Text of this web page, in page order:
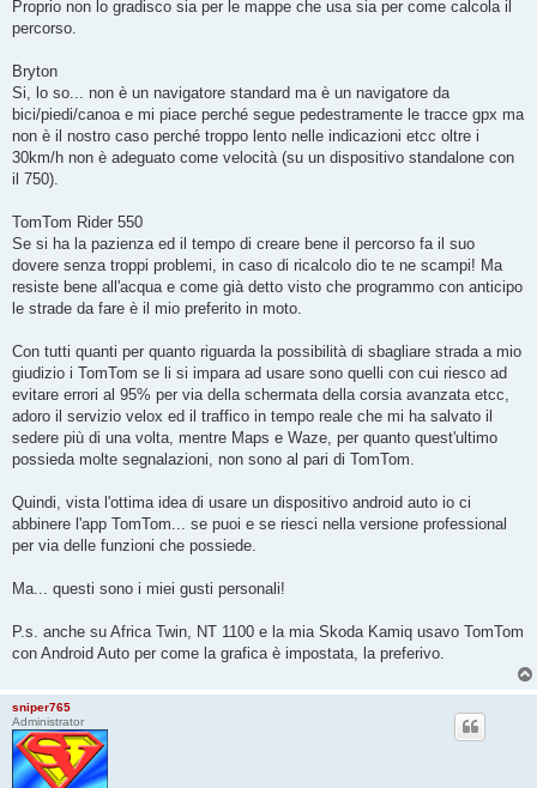
Proprio non lo gradisco sia per le mappe che usa sia per come calcola il
percorso.
Bryton
Si, lo so... non è un navigatore standard ma è un navigatore da
bici/piedi/canoa e mi piace perché segue pedestramente le tracce gpx ma
non è il nostro caso perché troppo lento nelle indicazioni etcc oltre i
30km/h non è adeguato come velocità (su un dispositivo standalone con
il 750).
TomTom Rider 550
Se si ha la pazienza ed il tempo di creare bene il percorso fa il suo
dovere senza troppi problemi, in caso di ricalcolo dio te ne scampi! Ma
resiste bene all'acqua e come già detto visto che programmo con anticipo
le strade da fare è il mio preferito in moto.
Con tutti quanti per quanto riguarda la possibilità di sbagliare strada a mio
giudizio i TomTom se li si impara ad usare sono quelli con cui riesco ad
evitare errori al 95% per via della schermata della corsia avanzata etcc,
adoro il servizio velox ed il traffico in tempo reale che mi ha salvato il
sedere più di una volta, mentre Maps e Waze, per quanto quest'ultimo
possieda molte segnalazioni, non sono al pari di TomTom.
Quindi, vista l'ottima idea di usare un dispositivo android auto io ci
abbinere l'app TomTom... se puoi e se riesci nella versione professional
per via delle funzioni che possiede.
Ma... questi sono i miei gusti personali!
P.s. anche su Africa Twin, NT 1100 e la mia Skoda Kamiq usavo TomTom
con Android Auto per come la grafica è impostata, la preferivo.
sniper765
Administrator